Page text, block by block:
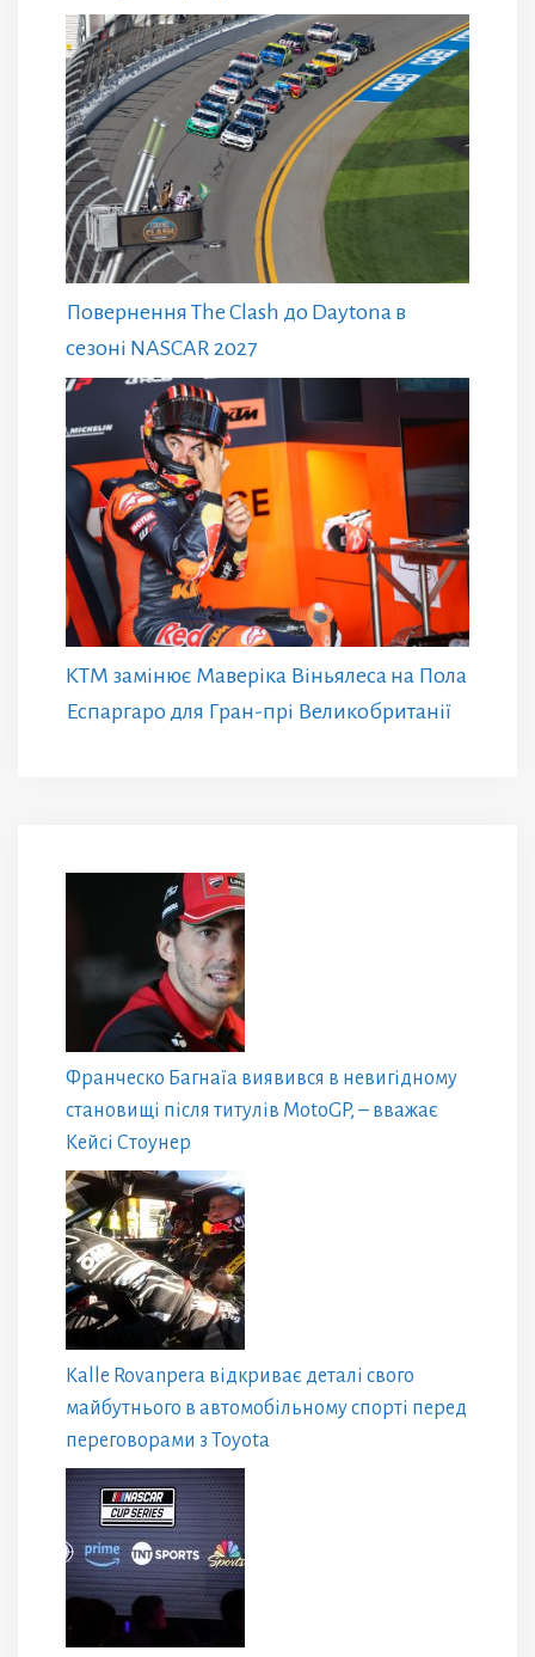
Повернення The Clash до Daytona в
сезоні NASCAR 2027
KTM замінює Маверіка Віньялеса на Пола
Еспаргаро для Гран-прі Великобританії
Франческо Багнаїа виявився в невигідному
становищі після титулів MotoGP, – вважає
Кейсі Стоунер
Kalle Rovanpera відкриває деталі свого
майбутнього в автомобільному спорті перед
переговорами з Toyota